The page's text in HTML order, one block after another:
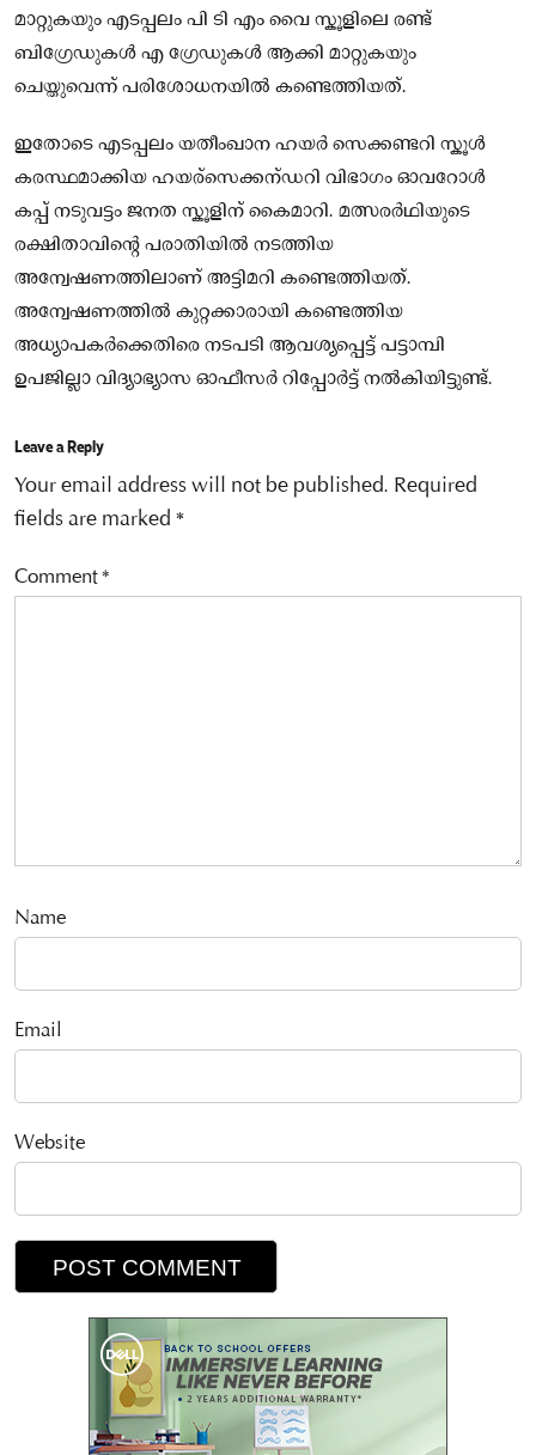
മാറ്റുകയും എടപ്പലം പി ടി എം വൈ സ്കൂളിലെ രണ്ട്
ബിഗ്രേഡുകൾ എ ഗ്രേഡുകൾ ആക്കി മാറ്റുകയും
ചെയ്തുവെന്ന് പരിശോധനയിൽ കണ്ടെത്തിയത്.
ഇതോടെ എടപ്പലം യതീംഖാന ഹയർ സെക്കണ്ടറി സ്കൂൾ
കരസ്ഥമാക്കിയ ഹയര്സെക്കന്ഡറി വിഭാഗം ഓവറോൾ
കപ്പ് നടുവട്ടം ജനത സ്കൂളിന് കൈമാറി. മത്സരർഥിയുടെ
രക്ഷിതാവിൻ്റെ പരാതിയിൽ നടത്തിയ
അന്വേഷണത്തിലാണ് അട്ടിമറി കണ്ടെത്തിയത്.
അന്വേഷണത്തിൽ കുറ്റക്കാരായി കണ്ടെത്തിയ
അധ്യാപകർക്കെതിരെ നടപടി ആവശ്യപ്പെട്ട് പട്ടാമ്പി
ഉപജില്ലാ വിദ്യാഭ്യാസ ഓഫീസർ റിപ്പോർട്ട് നൽകിയിട്ടുണ്ട്.
Leave a Reply
Your email address will not be published. Required
fields are marked *
Comment*
Name
Email
Website